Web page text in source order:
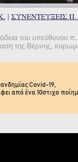
| ΣΥΝΕΝΤΕΥΞΕΙΣ Π.
του υπεύθυνου
της Βέρνης,